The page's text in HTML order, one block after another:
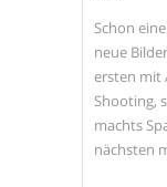
Schon
neue
ersten mit
Shooting,
machts
nächsten